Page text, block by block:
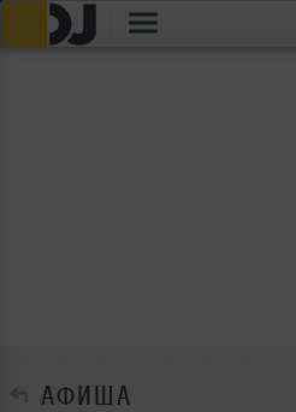
АФИША